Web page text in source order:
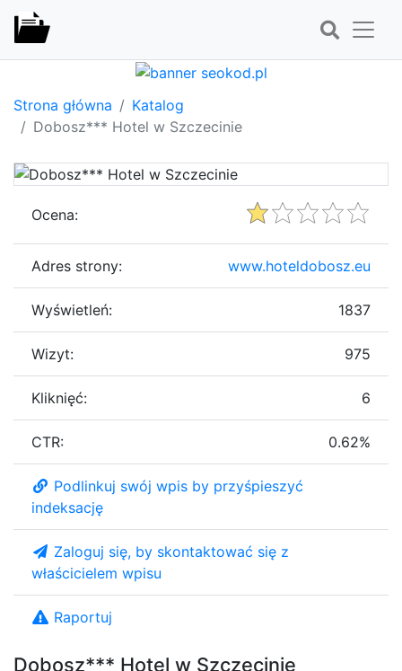
Strona główna
Katalog
Dobosz*** Hotel w Szczecinie
Dobosz*** Hotel w Szczecinie
Ocena:
Adres strony: www.hoteldobosz.eu
Wyświetleń: 1837
Wizyt: 975
Kliknięć: 6
CTR: 0.62%
Podlinkuj swój wpis by przyśpieszyć
indeksację
Zaloguj się, by skontaktować się z
właścicielem wpisu
Raportuj